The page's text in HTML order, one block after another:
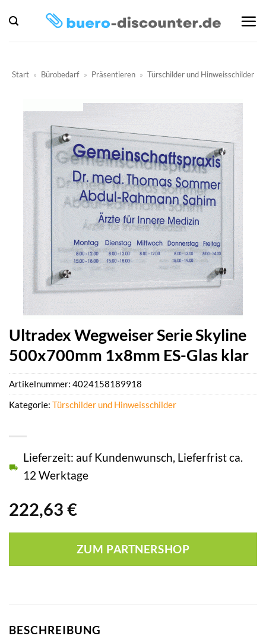
Inhalt
springen
Start » Bürobedarf » Präsentieren » Türschilder und Hinweisschilder
Ultradex Wegweiser Serie Skyline
500x700mm 1x8mm ES-Glas klar
222,63 €
Lieferzeit: auf Kundenwunsch, Lieferfrist ca.
12 Werktage
ZUM PARTNERSHOP
Artikelnummer: 4024158189918
Kategorie: Türschilder und Hinweisschilder
BESCHREIBUNG